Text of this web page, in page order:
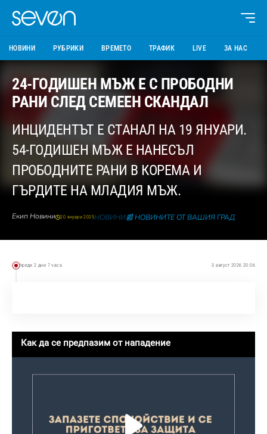
НОВИНИ РУБРИКИ ВРЕМЕТО ТРАФИК LIVE ЗА НАС
24-ГОДИШЕН МЪЖ Е С ПРОБОДНИ
РАНИ СЛЕД СЕМЕЕН СКАНДАЛ
ИНЦИДЕНТЪТ Е СТАНАЛ НА 19 ЯНУАРИ.
54-ГОДИШЕН МЪЖ Е НАНЕСЪЛ
ПРОБОДНИТЕ РАНИ В КОРЕМА И
ГЪРДИТЕ НА МЛАДИЯ МЪЖ.
Екип Новини 20 януари 2025НОВИНИ📰 НОВИНИТЕ ОТ ВАШИЯ ГРАД
преди 2 дни 7 часа 3 август 2026 20:06